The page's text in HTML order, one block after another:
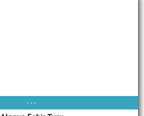
AVAIBLE EVERY DAY